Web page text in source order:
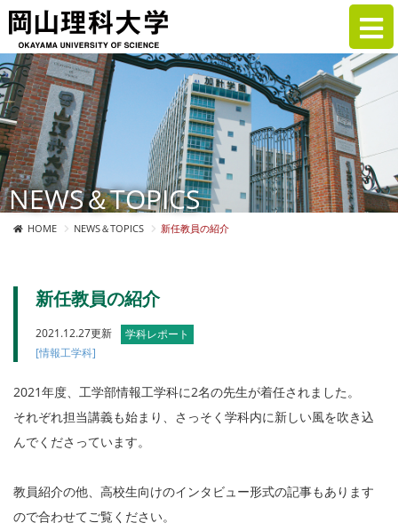
NEWS＆TOPICS
HOME NEWS＆TOPICS 新任教員の紹介
新任教員の紹介
2021.12.27更新
学科レポート
[情報工学科]
2021年度、工学部情報工学科に2名の先生が着任されました。
それぞれ担当講義も始まり、さっそく学科内に新しい風を吹き込
んでくださっています。
教員紹介の他、高校生向けのインタビュー形式の記事もあります
ので合わせてご覧ください。